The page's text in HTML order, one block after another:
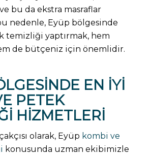
bu da ekstra masraflar
nedenle, Eyüp bölgesinde
temizliği yaptırmak, hem
de bütçeniz için önemlidir.
EN İYI
PETEK
HIZMETLERI
olarak, Eyüp kombi ve
konusunda uzman ekibimizle